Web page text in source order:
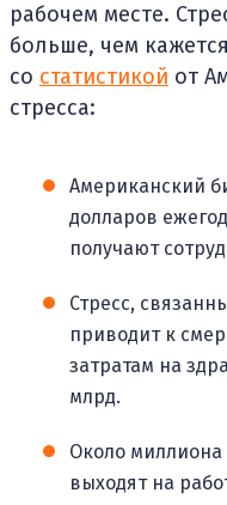
рабочем месте.
больше, чем
со статистикой от
стресса:
Американский
долларов
получают
Стресс,
приводит к
затратам на
млрд.
Около
выходят на